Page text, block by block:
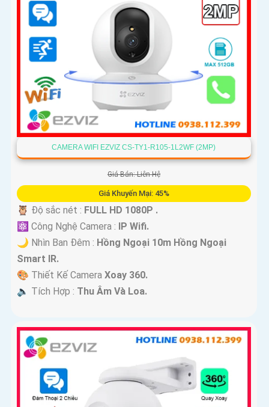
CAMERA WIFI EZVIZ CS-TY1-R105-1L2WF (2MP)
Giá Bán: Liên Hệ
Giá Khuyến Mại: 45%
🦉 Độ sắc nét : FULL HD 1080P .
⚛️ Công Nghệ Camera : IP Wifi.
🌙 Nhìn Ban Đêm : Hồng Ngoại 10m Hồng Ngoại
Smart IR.
🎨 Thiết Kế Camera Xoay 360.
️🔈 Tích Hợp : Thu Âm Và Loa.